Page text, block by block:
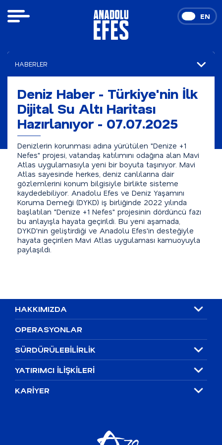
EN
HABERLER
Basında Anadolu Efes
Deniz Haber - Türkiye'nin İlk
Dijital Su Altı Haritası
Hazırlanıyor - 07.07.2025
Denizlerin korunması adına yürütülen "Denize +1
Nefes" projesi, vatandaş katılımını odağına alan Mavi
Atlas uygulamasıyla yeni bir boyuta taşınıyor. Mavi
Atlas sayesinde herkes, deniz canlılarına dair
gözlemlerini konum bilgisiyle birlikte sisteme
kaydedebiliyor. Anadolu Efes ve Deniz Yaşamını
Koruma Demeği (DYKD) iş birliğinde 2022 yılında
başlatılan "Denize +1 Nefes" projesinin dördüncü fazı
bu anlayışla hayata geçirildi. Bu yeni aşamada,
DYKD'nin geliştirdiği ve Anadolu Efes'in desteğiyle
hayata geçirilen Mavi Atlas uygulaması kamuoyuyla
paylaşıldı.
HAKKIMIZDA
OPERASYONLAR
SÜRDÜRÜLEBİLİRLİK
YATIRIMCI İLİŞKİLERİ
KARİYER